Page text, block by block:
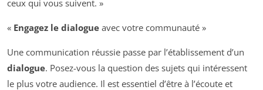
ceux qui vous suivent. »
« Engagez le dialogue avec votre communauté »
Une communication réussie passe par l’établissement d’un
dialogue. Posez-vous la question des sujets qui intéressent
le plus votre audience. Il est essentiel d’être à l’écoute et